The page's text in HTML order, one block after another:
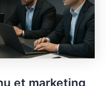
et marketing